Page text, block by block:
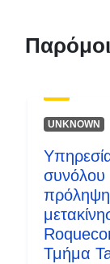
Τύπος:
UNKNOWN
συνόλου
Τμήμα